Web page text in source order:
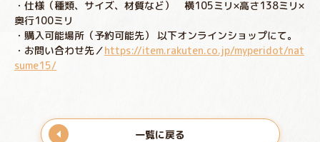
・仕様（種類、サイズ、材質など） 横105ミリ×高さ138ミリ×
奥行100ミリ
・購入可能場所（予約可能先） 以下オンラインショップにて。
・お問い合わせ先／https://item.rakuten.co.jp/myperidot/nat
sume15/
一覧に戻る